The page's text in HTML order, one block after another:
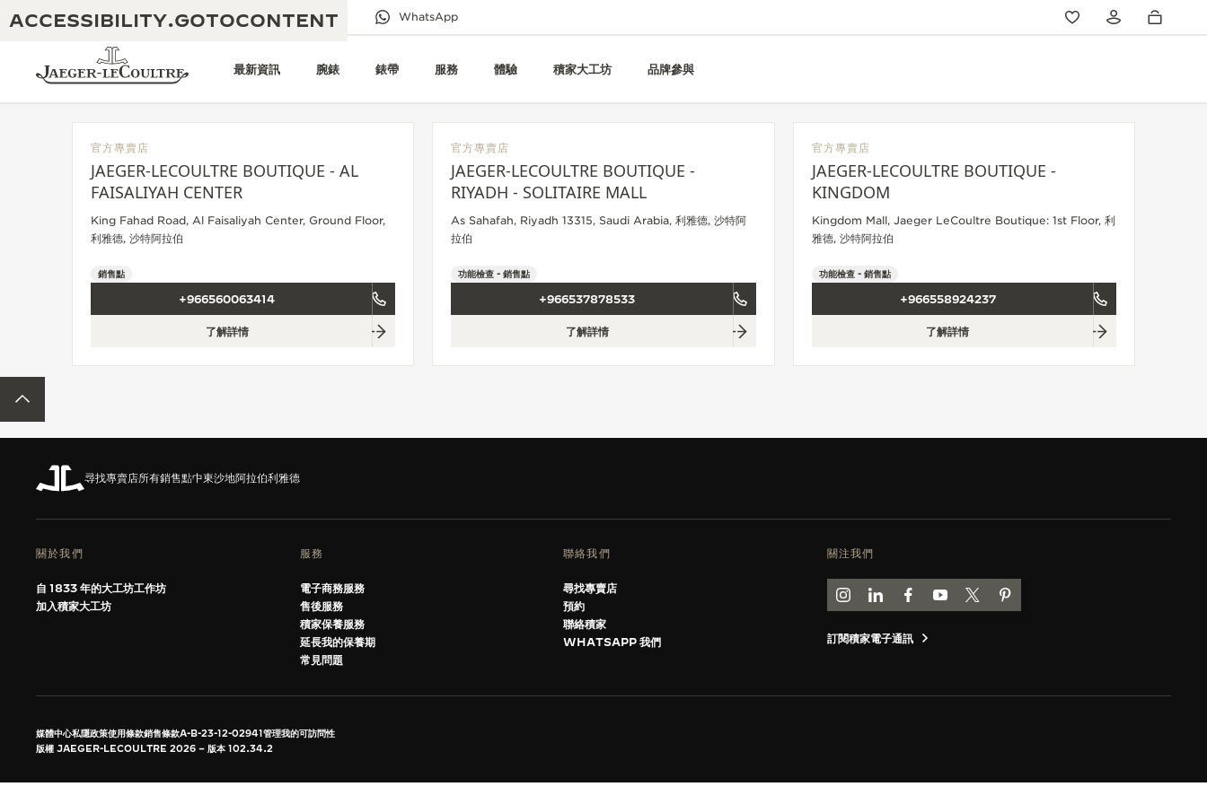
ACCESSIBILITY.GOTOCONTENT
給我們發電子郵件 專賣店 電子期刊 WhatsApp
最新資訊 腕錶 錶帶 服務 體驗 積家大工坊 品牌參與
黃金比例音樂表演
REVERSO 1931 CAFÉ
《THE DREAM SHAPER》展覽
STELLAR ODYSSEY
THE PRECISION PIONEER
卓越工藝：逾 190 年歷史
無限創意：逾 430 項專利
心靈手巧：1400 多種機芯
官方專賣店
JAEGER-LECOULTRE BOUTIQUE - AL
FAISALIYAH CENTER
King Fahad Road, Al Faisaliyah Center, Ground Floor,
利雅德, 沙特阿拉伯
銷售點
+966560063414
了解詳情
官方專賣店
JAEGER-LECOULTRE BOUTIQUE -
RIYADH - SOLITAIRE MALL
As Sahafah, Riyadh 13315, Saudi Arabia, 利雅德, 沙特阿
拉伯
功能檢查 - 銷售點
+966537878533
了解詳情
官方專賣店
JAEGER-LECOULTRE BOUTIQUE -
KINGDOM
Kingdom Mall, Jaeger LeCoultre Boutique: 1st Floor, 利
雅德, 沙特阿拉伯
功能檢查 - 銷售點
+966558924237
了解詳情
尋找專賣店所有銷售點中東沙地阿拉伯利雅德
關於我們
自 1833 年的大工坊工作坊
加入積家大工坊
服務
電子商務服務
售後服務
積家保養服務
延長我的保養期
常見問題
聯絡我們
尋找專賣店
預約
聯絡積家
WHATSAPP 我們
關注我們
前往積家 INSTAGRAM 頁面
前往積家 LINKEDIN 頁面
前往積家 FACEBOOK 頁面
前往積家 YOUTUBE 頁面
前往積家推特頁面
前往積家 PINTEREST 頁面
訂閱積家電子通訊
媒體中心私隱政策使用條款銷售條款A-B-23-12-02941管理我的可訪問性
版權 JAEGER-LECOULTRE 2026
版本 102.34.2